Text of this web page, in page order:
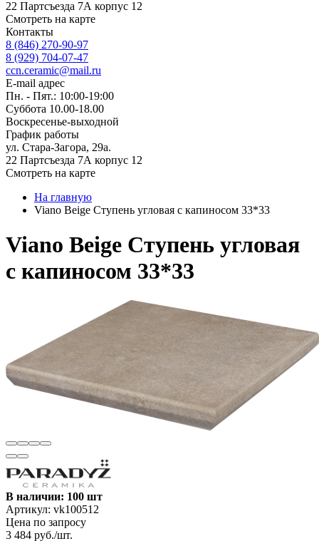
22 Партсъезда 7А корпус 12
Смотреть на карте
Контакты
8 (846) 270-90-97
8 (929) 704-07-47
ccn.ceramic@mail.ru
E-mail адрес
Пн. - Пят.: 10:00-19:00
Суббота 10.00-18.00
Воскресенье-выходной
График работы
ул. Стара-Загора, 29а.
22 Партсъезда 7А корпус 12
Смотреть на карте
На главную
Viano Beige Ступень угловая с капиносом 33*33
Viano Beige Ступень угловая
с капиносом 33*33
В наличии: 100 шт
Артикул: vk100512
Цена по запросу
3 484 руб./шт.